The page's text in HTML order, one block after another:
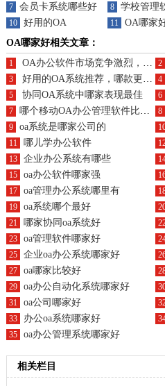
7 会员卡系统哪些好 8 学校管理
10 好用的OA 11 OA哪家
OA哪家好相关文章：
1 OA办公软件市场竞争激烈，哪家更强 2
3 好用的OA系统推荐，哪款更出色 4
5 协同OA系统中哪家表现最佳 6
7 哪个移动OA办公管理软件比较好用 8
9 oa系统是哪家公司的
11 哪儿学办公软件
13 企业办公系统有哪些
15 oa办公软件哪家强
17 oa管理办公系统哪里有
19 oa系统哪个最好
21 哪家协同oa系统好
23 oa管理软件哪家好
25 企业oa办公系统哪家好
27 oa哪家比较好
29 oa办公自动化系统哪家好
31 oa公司哪家好
33 办公oa系统哪家好
35 oa办公管理系统哪家好
相关栏目